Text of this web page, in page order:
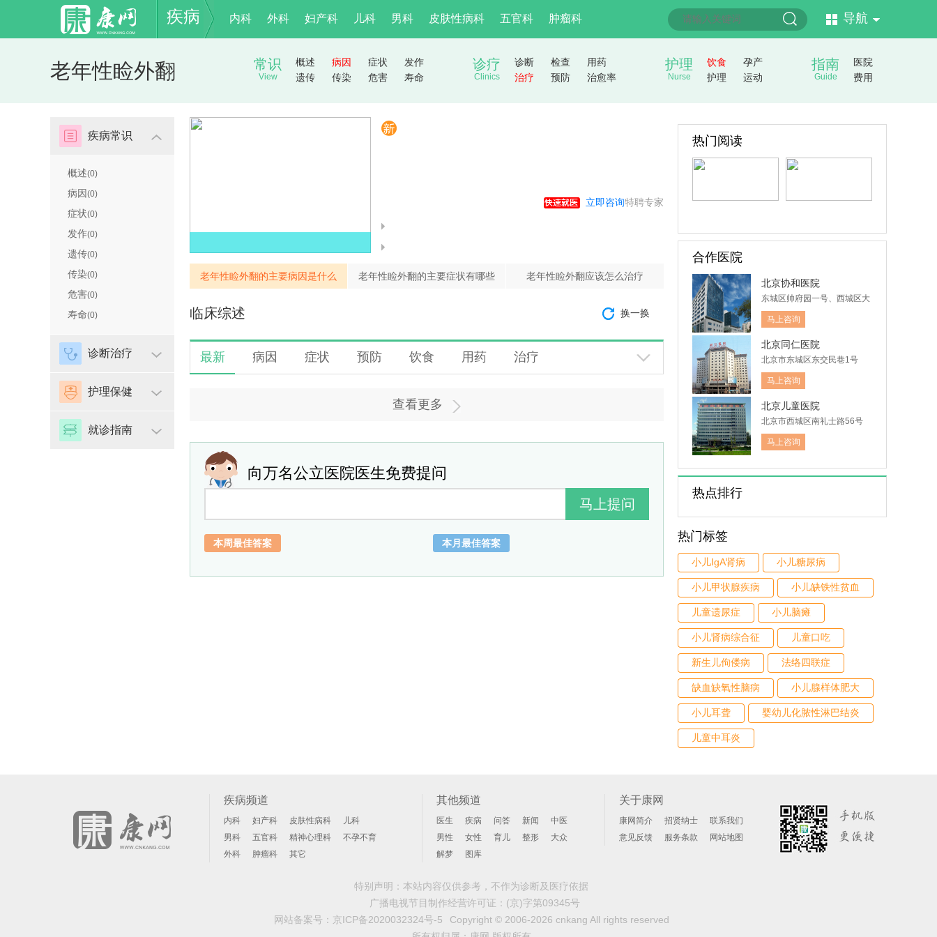
疾病 内科 外科 妇产科 儿科 男科 皮肤性病科 五官科 肿瘤科 导航
老年性睑外翻 常识
View
概述 病因 症状
发作
遗传
传染 危害 寿命
诊疗
Clinics
诊断 检查
用药
治疗
预防 治愈率
护理
Nurse
饮食
孕产
护理
运动
指南
Guide
医院
费用
疾病常识
概述(0)
病因(0)
症状(0)
发作(0)
遗传(0)
传染(0)
危害(0)
寿命(0)
诊断治疗
护理保健
就诊指南
立即咨询特聘专家
老年性睑外翻的主要病因是什么 老年性睑外翻的主要症状有哪些 老年性睑外翻应该怎么治疗
临床综述 换一换
最新 病因 症状 预防 饮食 用药 治疗
查看更多
向万名公立医院医生免费提问
本周最佳答案 本月最佳答案
热门阅读
合作医院
北京协和医院
东城区帅府园一号、西城区大
木仓胡同41号
马上咨询
北京同仁医院
北京市东城区东交民巷1号
马上咨询
北京儿童医院
北京市西城区南礼士路56号
马上咨询
热点排行
热门标签
小儿IgA肾病 小儿糖尿病
小儿甲状腺疾病 小儿缺铁性贫血
儿童遗尿症 小儿脑瘫
小儿肾病综合征 儿童口吃
新生儿佝偻病 法络四联症
缺血缺氧性脑病 小儿腺样体肥大
小儿耳聋 婴幼儿化脓性淋巴结炎
儿童中耳炎
疾病频道
内科 妇产科 皮肤性病科
儿科
男科
五官科 精神心理科
不孕不育
外科
肿瘤科 其它
其他频道
医生 疾病 问答 新闻
中医
男性
女性 育儿 整形
大众
解梦
图库
关于康网
康网简介 招贤纳士
联系我们
意见反馈
服务条款 网站地图
特别声明：本站内容仅供参考，不作为诊断及医疗依据
广播电视节目制作经营许可证： (京)字第09345号
网站备案号： 京ICP备2020032324号-5
Copyright © 2006-2026 cnkang All rights reserved